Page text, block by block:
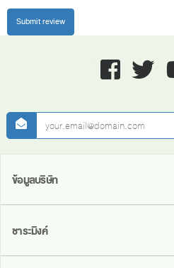
Facebook
newsletter
ข้อมูลบริษัท
ชาระมิงค์